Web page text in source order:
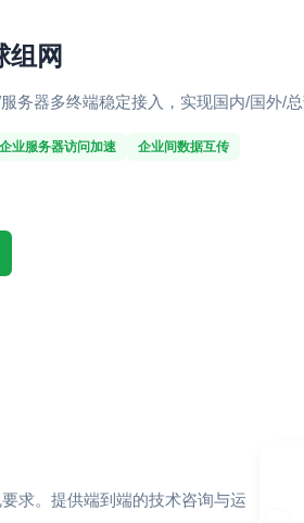
组网
务器多终端稳定接入，实现国内/国外/
企业服务器访问加速 企业间数据互传
求。提供端到端的技术咨询与运